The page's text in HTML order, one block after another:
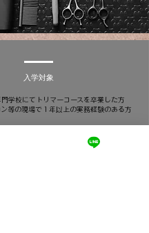
入学対象
学校にてトリマーコースを卒業した方
等の現場で１年以上の実務経験のある方